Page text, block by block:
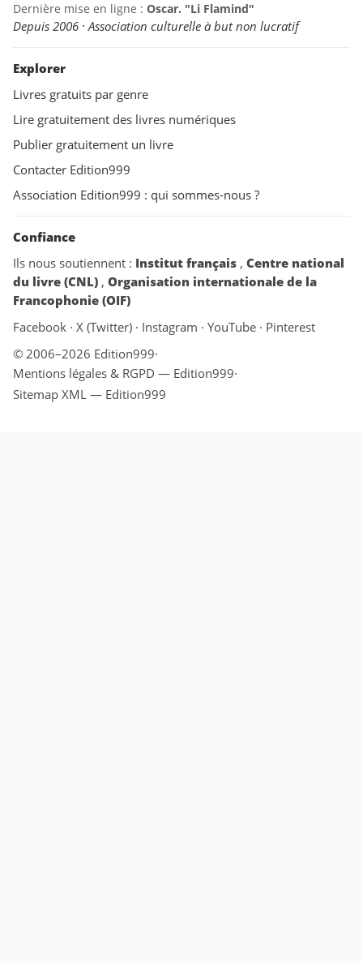
Dernière mise en ligne : Oscar. "Li Flamind"
Depuis 2006 · Association culturelle à but non lucratif
Explorer
Livres gratuits par genre
Lire gratuitement des livres numériques
Publier gratuitement un livre
Contacter Edition999
Association Edition999 : qui sommes-nous ?
Confiance
Ils nous soutiennent : Institut français , Centre national
du livre (CNL) , Organisation internationale de la
Francophonie (OIF)
Facebook · X (Twitter) · Instagram · YouTube · Pinterest
© 2006–2026 Edition999·
Mentions légales & RGPD — Edition999·
Sitemap XML — Edition999